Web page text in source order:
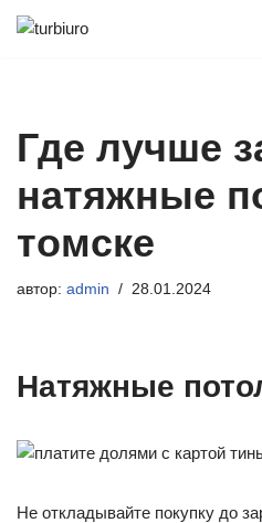
Где лучше
натяжные
томске
автор: admin 28.01.2024
Натяжные
Не откладывайте покупку до